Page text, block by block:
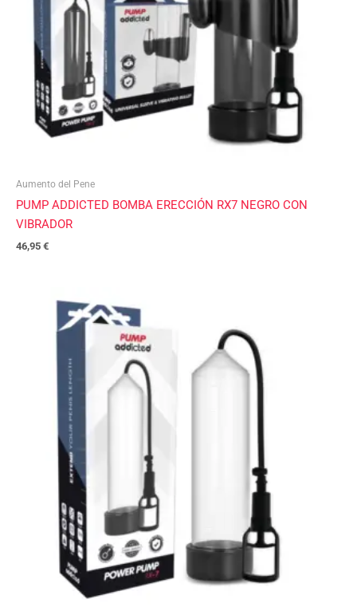
Aumento del Pene
PUMP ADDICTED BOMBA ERECCIÓN RX7 NEGRO CON
VIBRADOR
46,95 €